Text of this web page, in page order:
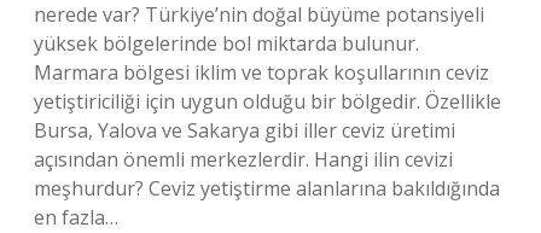
nerede var? Türkiye’nin doğal büyüme potansiyeli
yüksek bölgelerinde bol miktarda bulunur.
Marmara bölgesi iklim ve toprak koşullarının ceviz
yetiştiriciliği için uygun olduğu bir bölgedir. Özellikle
Bursa, Yalova ve Sakarya gibi iller ceviz üretimi
açısından önemli merkezlerdir. Hangi ilin cevizi
meşhurdur? Ceviz yetiştirme alanlarına bakıldığında
en fazla…